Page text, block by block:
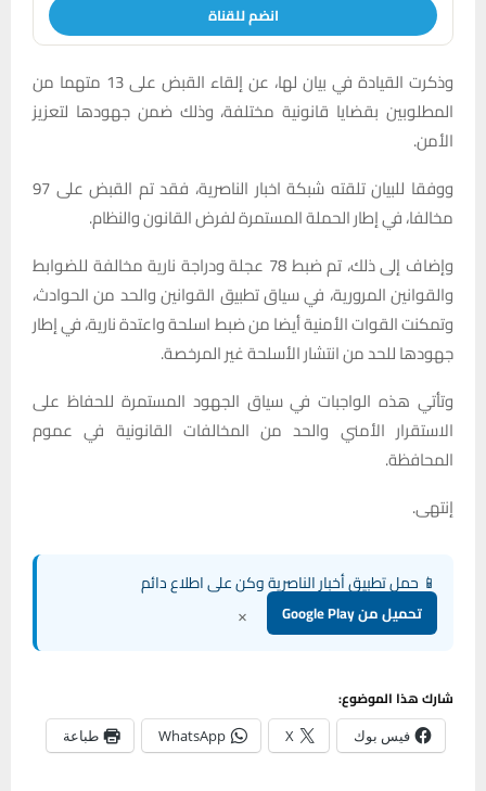
انضم للقناة
وذكرت القيادة في بيان لها، عن إلقاء القبض على 13 متهما من
المطلوبين بقضايا قانونية مختلفة، وذلك ضمن جهودها لتعزيز
الأمن.
ووفقا للبيان تلقته شبكة اخبار الناصرية، فقد تم القبض على 97
مخالفا، في إطار الحملة المستمرة لفرض القانون والنظام.
وإضاف إلى ذلك، تم ضبط 78 عجلة ودراجة نارية مخالفة للضوابط
والقوانين المرورية، في سياق تطبيق القوانين والحد من الحوادث،
وتمكنت القوات الأمنية أيضا من ضبط اسلحة واعتدة نارية، في إطار
جهودها للحد من انتشار الأسلحة غير المرخصة.
وتأتي هذه الواجبات في سياق الجهود المستمرة للحفاظ على
الاستقرار الأمني والحد من المخالفات القانونية في عموم
المحافظة.
إنتهى.
📱 حمل تطبيق أخبار الناصرية وكن على اطلاع دائم
تحميل من Google Play ×
شارك هذا الموضوع:
فيس بوك X
WhatsApp طباعة